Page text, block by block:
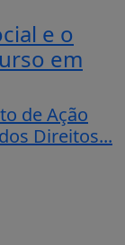
e o
em
de Ação
Direitos...